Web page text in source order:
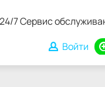
24/7 Сервис
Войти